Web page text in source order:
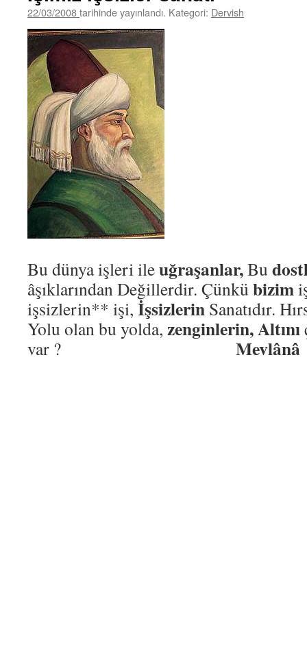
22/03/2008tarihinde yayınlandı. Kategori: Dervish
Bu dünya işleri ileuğraşanlar,Bu
âşıklarından Değillerdir. Çünkü bizim
işsizlerin** işi, İşsizlerin Sanatıdır.
Yolu olan bu yolda, zenginlerin,Altını
var ? Mevlânâ